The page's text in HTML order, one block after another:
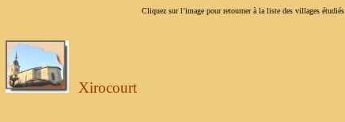
Cliquez sur l’image pour retourner à la liste des villages étudiés
Xirocourt